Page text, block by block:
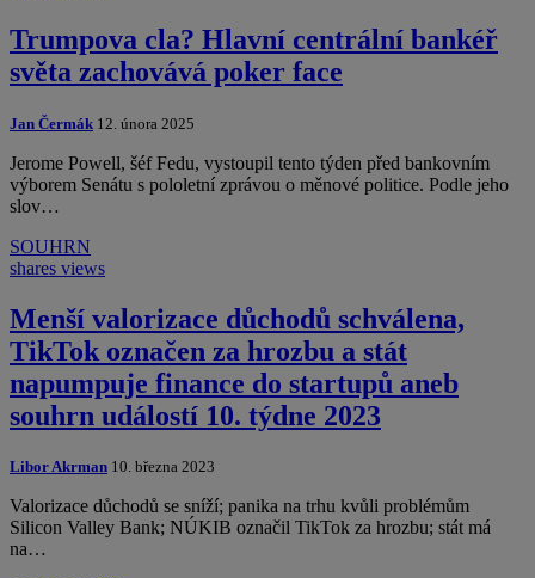
Trumpova cla? Hlavní centrální bankéř
světa zachovává poker face
Jan Čermák 12. února 2025
Jerome Powell, šéf Fedu, vystoupil tento týden před bankovním
výborem Senátu s pololetní zprávou o měnové politice. Podle jeho
slov…
SOUHRN
shares views
Menší valorizace důchodů schválena,
TikTok označen za hrozbu a stát
napumpuje finance do startupů aneb
souhrn událostí 10. týdne 2023
Libor Akrman 10. března 2023
Valorizace důchodů se sníží; panika na trhu kvůli problémům
Silicon Valley Bank; NÚKIB označil TikTok za hrozbu; stát má
na…